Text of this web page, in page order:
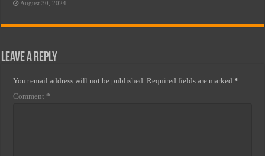
August 30, 2024
Leave a Reply
Your email address will not be published. Required fields are marked*
Comment *